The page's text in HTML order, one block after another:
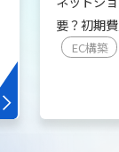
要？初期
を紹介
EC構築